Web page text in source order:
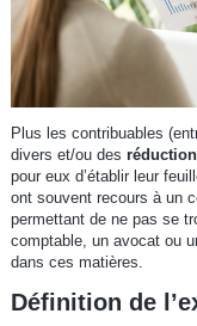
Plus les contribuables
divers et/ou des
pour eux d’établir leur
ont souvent recours à un
permettant de ne pas se
comptable, un avocat ou
dans ces matières.
Définition de